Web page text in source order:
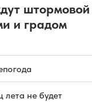
штормовой
и градом
лета не будет